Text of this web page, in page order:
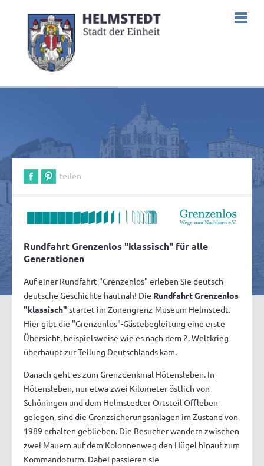
teilen
Rundfahrt Grenzenlos "klassisch" für alle
Generationen
Auf einer Rundfahrt "Grenzenlos" erleben Sie deutsch-
deutsche Geschichte hautnah! Die Rundfahrt Grenzenlos
"klassisch" startet im Zonengrenz-Museum Helmstedt.
Hier gibt die "Grenzenlos"-Gästebegleitung eine erste
Übersicht, beispielsweise wie es nach dem 2. Weltkrieg
überhaupt zur Teilung Deutschlands kam.
Danach geht es zum Grenzdenkmal Hötensleben. In
Hötensleben, nur etwa zwei Kilometer östlich von
Schöningen und dem Helmstedter Ortsteil Offleben
gelegen, sind die Grenzsicherungsanlagen im Zustand von
1989 erhalten geblieben. Die Besucher wandern zwischen
zwei Mauern auf dem Kolonnenweg den Hügel hinauf zum
Kommandoturm. Dabei passieren sie